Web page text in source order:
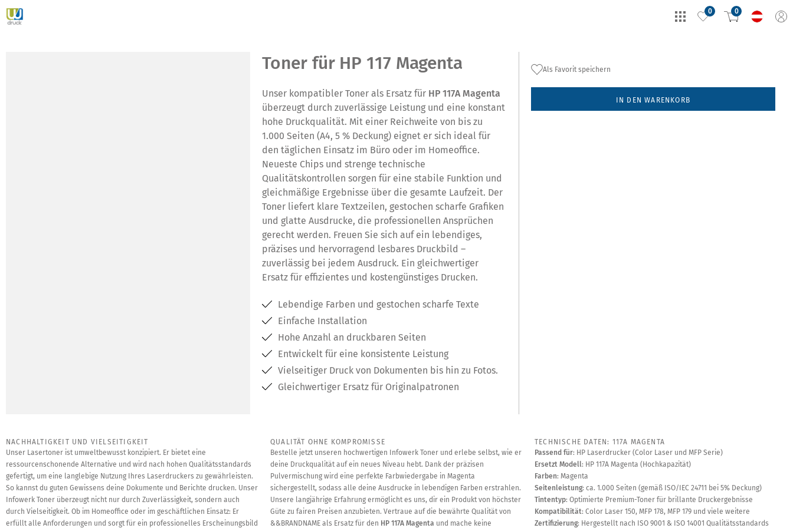
0 0
Toner für HP 117 Magenta
Unser kompatibler Toner als Ersatz für HP 117A Magenta
überzeugt durch zuverlässige Leistung und eine konstant
hohe Druckqualität. Mit einer Reichweite von bis zu
1.000 Seiten (A4, 5 % Deckung) eignet er sich ideal für
den täglichen Einsatz im Büro oder im Homeoffice.
Neueste Chips und strenge technische
Qualitätskontrollen sorgen für eine stabile Funktion und
gleichmäßige Ergebnisse über die gesamte Laufzeit. Der
Toner liefert klare Textzeilen, gestochen scharfe Grafiken
und glatte Ausdrucke, die professionellen Ansprüchen
gerecht werden. Freuen Sie sich auf ein lebendiges,
präzises und hervorragend lesbares Druckbild –
zuverlässig bei jedem Ausdruck. Ein gleichwertiger
Ersatz für effizientes und kostengünstiges Drucken.
Lebendige Farben und gestochen scharfe Texte
Einfache Installation
Hohe Anzahl an druckbaren Seiten
Entwickelt für eine konsistente Leistung
Vielseitiger Druck von Dokumenten bis hin zu Fotos.
Gleichwertiger Ersatz für Originalpatronen
Als Favorit speichern
IN DEN WARENKORB
NACHHALTIGKEIT UND VIELSEITIGKEIT
Unser Lasertoner ist umweltbewusst konzipiert. Er bietet eine
ressourcenschonende Alternative und wird nach hohen Qualitätsstandards
gefertigt, um eine langlebige Nutzung Ihres Laserdruckers zu gewährleisten.
So kannst du guten Gewissens deine Dokumente und Berichte drucken. Unser
Infowerk Toner überzeugt nicht nur durch Zuverlässigkeit, sondern auch
durch Vielseitigkeit. Ob im Homeoffice oder im geschäftlichen Einsatz: Er
erfüllt alle Anforderungen und sorgt für ein professionelles Erscheinungsbild
QUALITÄT OHNE KOMPROMISSE
Bestelle jetzt unseren hochwertigen Infowerk Toner und erlebe selbst, wie er
deine Druckqualität auf ein neues Niveau hebt. Dank der präzisen
Pulvermischung wird eine perfekte Farbwiedergabe in Magenta
sichergestellt, sodass alle deine Ausdrucke in lebendigen Farben erstrahlen.
Unsere langjährige Erfahrung ermöglicht es uns, dir ein Produkt von höchster
Güte zu fairen Preisen anzubieten. Vertraue auf die bewährte Qualität von
&&BRANDNAME als Ersatz für den HP 117A Magenta und mache keine
TECHNISCHE DATEN: 117A MAGENTA
Passend für: HP Laserdrucker (Color Laser und MFP Serie)
Ersetzt Modell: HP 117A Magenta (Hochkapazität)
Farben: Magenta
Seitenleistung: ca. 1.000 Seiten (gemäß ISO/IEC 24711 bei 5% Deckung)
Tintentyp: Optimierte Premium-Toner für brillante Druckergebnisse
Kompatibilität: Color Laser 150, MFP 178, MFP 179 und viele weitere
Zertifizierung: Hergestellt nach ISO 9001 & ISO 14001 Qualitätsstandards